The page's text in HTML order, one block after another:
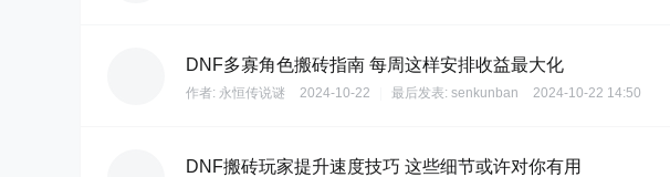
DNF多寡角色搬砖指南 每周这样安排收益最大化
作者: 永恒传说谜 2024-10-22 最后发表: senkunban 2024-10-22 14:50
DNF搬砖玩家提升速度技巧 这些细节或许对你有用